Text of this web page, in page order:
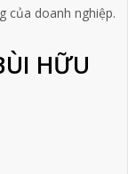
của doanh nghiệp.
HỮU